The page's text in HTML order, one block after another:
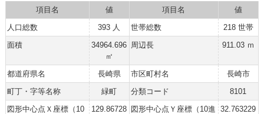
項目名 値 項目名
値
人口総数
393 人 世帯総数
218 世帯
面積
34964.696
㎡
周辺長 911.03 ｍ
都道府県名 長崎県 市区町村名
長崎市
町丁・字等名称
緑町 分類コード
8101
図形中心点Ｘ座標（10
129.86728 図形中心点Ｙ座標（10進
32.763229